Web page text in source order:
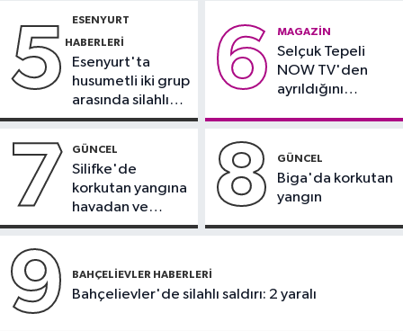
karşılama
5 ESENYURT
HABERLERI
Esenyurt'ta
husumetli iki grup
arasında silahlı
kavga
6 MAGAZIN
Selçuk Tepeli
NOW TV'den
ayrıldığını
7 GÜNCEL
Silifke'de
korkutan yangına
havadan ve
karadan
8 GÜNCEL
Biga'da korkutan
yangın
9 BAHÇELIEVLER HABERLERI
Bahçelievler'de silahlı saldırı: 2 yaralı